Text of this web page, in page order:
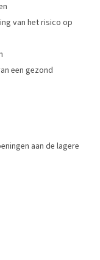
van het risico op
een gezond
aan de lagere